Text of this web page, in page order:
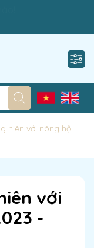
niên với nông hộ
với
-